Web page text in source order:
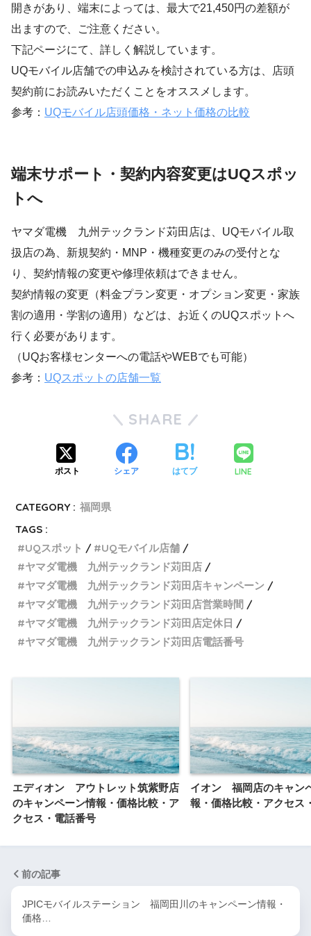
開きがあり、端末によっては、最大で21,450円の差額が
出ますので、ご注意ください。
下記ページにて、詳しく解説しています。
UQモバイル店舗での申込みを検討されている方は、店頭
契約前にお読みいただくことをオススメします。
参考： UQモバイル店頭価格・ネット価格の比較
端末サポート・契約内容変更はUQスポッ
トへ
ヤマダ電機 九州テックランド苅田店は、UQモバイル取
扱店の為、新規契約・MNP・機種変更のみの受付とな
り、契約情報の変更や修理依頼はできません。
契約情報の変更（料金プラン変更・オプション変更・家族
割の適用・学割の適用）などは、お近くのUQスポットへ
行く必要があります。
（UQお客様センターへの電話やWEBでも可能）
参考： UQスポットの店舗一覧
SHARE
ポスト シェア はてブ LINE
CATEGORY : 福岡県
TAGS :
UQスポット
UQモバイル店舗
ヤマダ電機 九州テックランド苅田店
ヤマダ電機 九州テックランド苅田店キャンペーン
ヤマダ電機 九州テックランド苅田店営業時間
ヤマダ電機 九州テックランド苅田店定休日
ヤマダ電機 九州テックランド苅田店電話番号
エディオン アウトレット筑紫野店
のキャンペーン情報・価格比較・ア
クセス・電話番号
イオン 福岡店のキャン
報・価格比較・アクセス
前の記事
JPICモバイルステーション 福岡田川のキャンペーン情報・
価格…